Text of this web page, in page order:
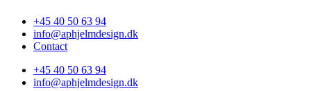
+45 40 50 63 94
info@aphjelmdesign.dk
Contact
+45 40 50 63 94
info@aphjelmdesign.dk